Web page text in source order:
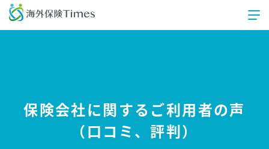
保険会社に関するご利用者の声
（口コミ、評判）